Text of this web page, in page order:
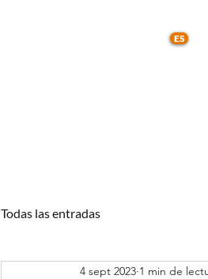
ES
Todas las entradas
4 sept 2023 1 min de